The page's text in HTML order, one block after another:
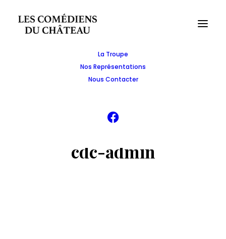
La Troupe
Nos Représentations
Nous Contacter
cdc-admin